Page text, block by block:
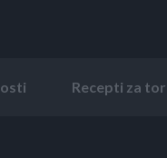
Recepti za